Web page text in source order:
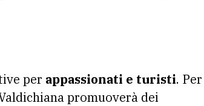
per appassionati e turisti. Per
promuoverà dei